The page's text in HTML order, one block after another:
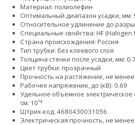
Материал: полиолефин
Оптимальный диапазон усадки, мм:
Относительное удлинение до
Специальные свойства: HF (Halogen
Страна происхождения: Россия
Тип трубки: без клеевого слоя
Толщина стенки после усадки, мм: 0.7
Цвет трубки: прозрачный
Прочность на растяжение, не
Рабочее напряжение, до (кВ): 0.69
Удельное объемное
см: 10¹⁴
Штрих-код: 4680430031056
Электрическая прочность, не